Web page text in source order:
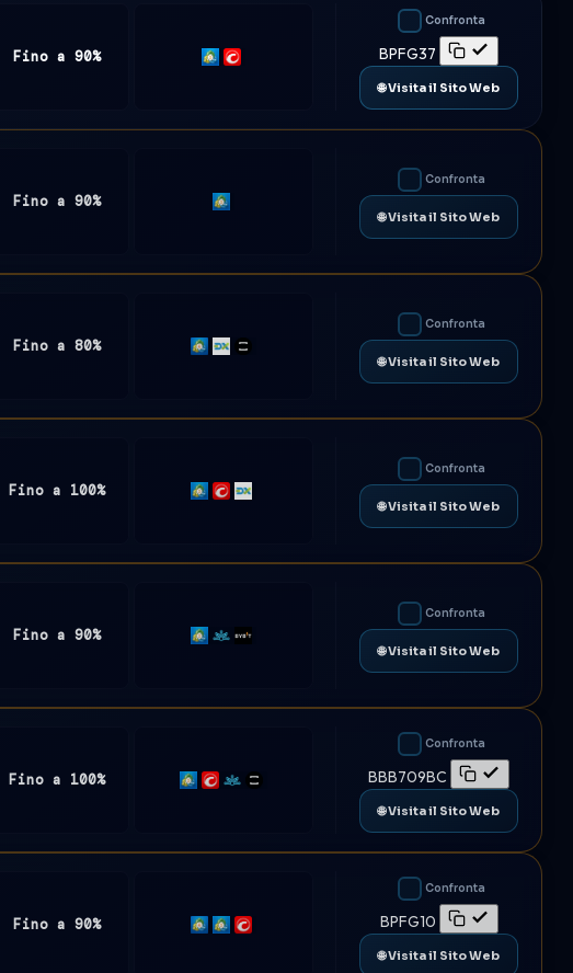
Fino a 90% MT5cTrader
Confronta
BPFG37
🌐 Visita il Sito Web
Fino a 90% MT5
Confronta
🌐 Visita il Sito Web
Fino a 80% MT4DXtradeTradeLocker
Confronta
🌐 Visita il Sito Web
Fino a 100% MT5cTrader
DXtrade
Confronta
🌐 Visita il Sito Web
Fino a 90% MT5Match-
Bybit
Confronta
🌐 Visita il Sito Web
Fino a 100% MT5cTrader
Match-TradeLocker
Confronta
BBB709BC
🌐 Visita il Sito Web
Fino a 90% MT4MT5cTrader
Confronta
BPFG10
🌐 Visita il Sito Web